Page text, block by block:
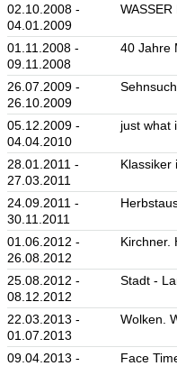
02.10.2008 -
04.01.2009
WASSER
01.11.2008 -
09.11.2008
40 Jahre
26.07.2009 -
26.10.2009
05.12.2009 -
04.04.2010
just what
28.01.2011 -
27.03.2011
Klassiker
24.09.2011 -
30.11.2011
01.06.2012 -
26.08.2012
Kirchner.
25.08.2012 -
08.12.2012
Stadt -
22.03.2013 -
01.07.2013
Wolken.
09.04.2013 -
Face